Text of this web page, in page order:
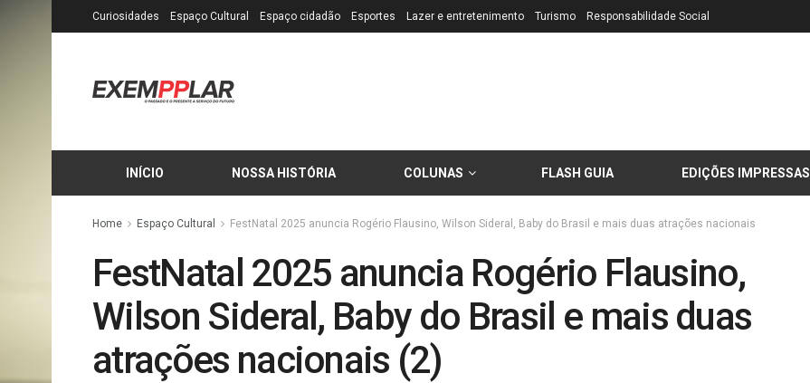
Curiosidades Espaço Cultural Espaço cidadão Esportes Lazer e entretenimento Turismo Responsabilidade Social
INÍCIO NOSSA HISTÓRIA COLUNAS FLASH GUIA EDIÇÕES IMPRESSAS
Home Espaço Cultural FestNatal 2025 anuncia Rogério Flausino, Wilson Sideral, Baby do Brasil e mais duas atrações nacionais
FestNatal 2025 anuncia Rogério Flausino,
Wilson Sideral, Baby do Brasil e mais duas
atrações nacionais (2)